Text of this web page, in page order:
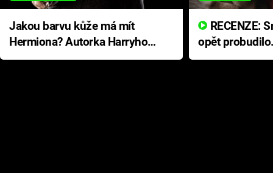
Jakou barvu kůže má mít
Hermiona? Autorka Harryho
Pottera přišla s ráznou
opět
přichází s